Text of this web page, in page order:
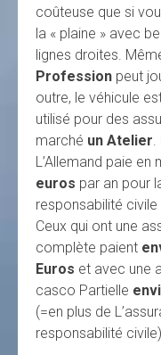
coûteuse que si
la « plaine » avec
lignes droites.
Profession peut
outre, le véhicule
utilisé pour des
marché un Atelier
L’Allemand paie en
euros par an pour
responsabilité civile
Ceux qui ont une
complète paient
Euros et avec une
casco Partielle
(=en plus de
responsabilité civile).